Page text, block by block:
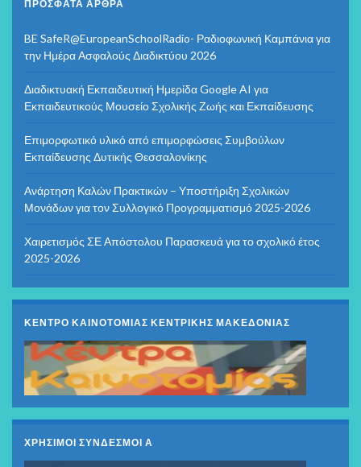
ΠΡΌΣΦΑΤΑ ΆΡΘΡΑ
BE SafeR@EuropeanSchoolRadio- Ραδιοφωνική Καμπάνια για
την Ημέρα Ασφαλούς Διαδικτύου 2026
Διαδικτυακή Εκπαιδευτική Ημερίδα Google AI για
Εκπαιδευτικούς Μουσείο Σχολικής Ζωής και Εκπαίδευσης
Επιμορφωτικό υλικό από επιμορφώσεις Συμβούλων
Εκπαίδευσης Δυτικής Θεσσαλονίκης
Ανάρτηση Καλών Πρακτικών – Υποστήριξη Σχολικών
Μονάδων για τον Συλλογικό Προγραμματισμό 2025-2026
Χαιρετισμός ΣΕ Απόστολου Παρασκευά για το σχολικό έτος
2025-2026
ΚΕΝΤΡΟ ΚΑΙΝΟΤΟΜΙΑΣ ΚΕΝΤΡΙΚΗΣ ΜΑΚΕΔΟΝΙΑΣ
ΧΡΗΣΙΜΟΙ ΣΥΝΔΕΣΜΟΙ Α